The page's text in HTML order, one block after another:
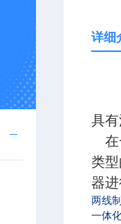
详细
具
在
类
器
两线
一体